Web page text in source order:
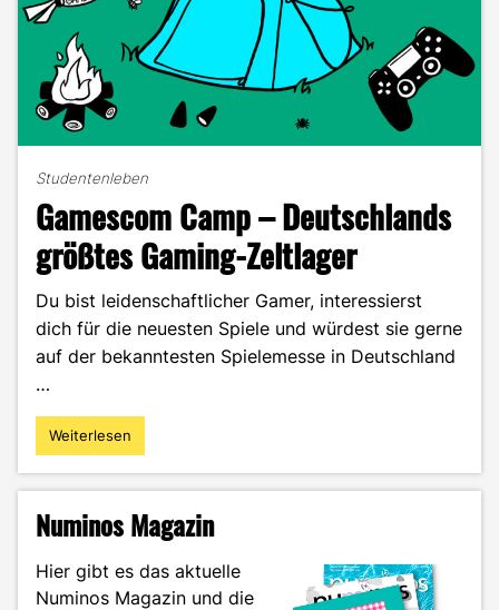
Studentenleben
Gamescom Camp – Deutschlands
größtes Gaming-Zeltlager
Du bist leidenschaftlicher Gamer, interessierst
dich für die neuesten Spiele und würdest sie gerne
auf der bekanntesten Spielemesse in Deutschland
…
"Gamescom
Camp
größtes
Zeltlager"
Weiterlesen
Numinos Magazin
Hier gibt es das aktuelle
Numinos Magazin und die